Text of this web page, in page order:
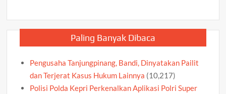
Paling Banyak Dibaca
Pengusaha Tanjungpinang, Bandi, Dinyatakan Pailit
dan Terjerat Kasus Hukum Lainnya (10,217)
Polisi Polda Kepri Perkenalkan Aplikasi Polri Super